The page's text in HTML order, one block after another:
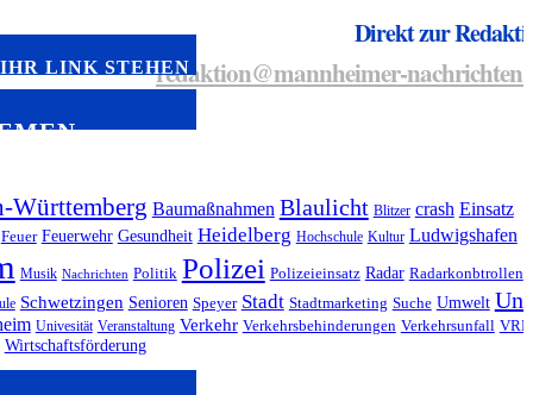
Direkt zur
redaktion@mannheimer-
LINK STEHEN
Württemberg Baumaßnahmen Blaulicht Blitzer crash Einsatz
Feuer Feuerwehr Gesundheit Heidelberg Hochschule Kultur Ludwigshafen
Musik Nachrichten Politik Polizei Polizeieinsatz Radar Radarkonbtrollen
Schwetzingen Senioren Speyer Stadt Stadtmarketing Suche Umwelt
Univesität Veranstaltung Verkehr Verkehrsbehinderungen Verkehrsunfall VRN
Wirtschaftsförderung